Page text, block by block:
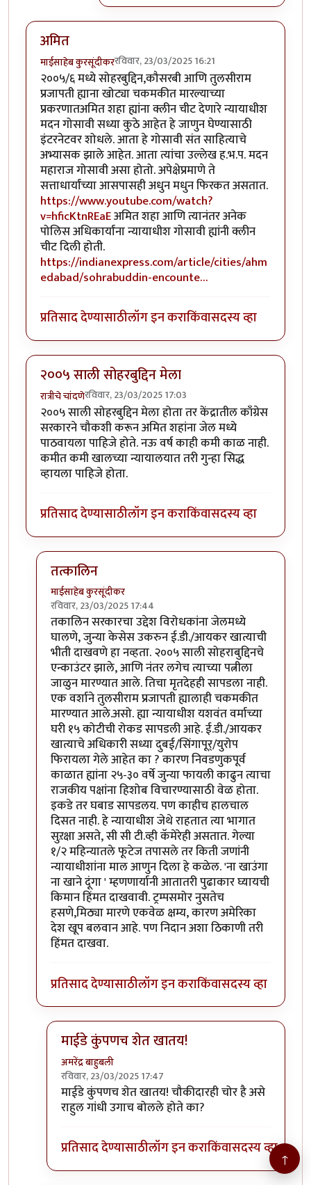
अमित
माईसाहेब कुरसूंदीकररविवार, 23/03/2025 16:21
२००५/६ मध्ये सोहरबुद्दिन,कौसरबी आणि तुलसीराम
प्रजापती ह्याना खोट्या चकमकीत मारल्याच्या
प्रकरणातअमित शहा ह्यांना क्लीन चीट देणारे न्यायाधीश
मदन गोसावी सध्या कुठे आहेत हे जाणुन घेण्यासाठी
इंटरनेटवर शोधले. आता हे गोसावी संत साहित्याचे
अभ्यासक झाले आहेत. आता त्यांचा उल्लेख ह.भ.प. मदन
महाराज गोसावी असा होतो. अपेक्षेप्रमाणे ते
सत्ताधार्यांच्या आसपासही अधुन मधुन फिरकत असतात.
https://www.youtube.com/watch?
v=hficKtnREaEअमित शहा आणि त्यानंतर अनेक
पोलिस अधिकार्यांना न्यायाधीश गोसावी ह्यांनी क्लीन
चीट दिली होती.
https://indianexpress.com/article/cities/ahm
edabad/sohrabuddin-encounte…
प्रतिसाद देण्यासाठीलॉग इन कराकिंवासदस्य व्हा
२००५ साली सोहरबुद्दिन मेला
रात्रीचे चांदणेरविवार, 23/03/2025 17:03
२००५ साली सोहरबुद्दिन मेला होता तर केंद्रातील काँग्रेस
सरकारने चौकशी करून अमित शहांना जेल मध्ये
पाठवायला पाहिजे होते. नऊ वर्ष काही कमी काळ नाही.
कमीत कमी खालच्या न्यायालयात तरी गुन्हा सिद्ध
व्हायला पाहिजे होता.
प्रतिसाद देण्यासाठीलॉग इन कराकिंवासदस्य व्हा
तत्कालिन
माईसाहेब कुरसूंदीकर
रविवार, 23/03/2025 17:44
In reply to२००५ साली सोहरबुद्दिन मेलाbyरात्रीचे चांदणे
तकालिन सरकारचा उद्देश विरोधकांना जेलमध्ये
घालणे, जुन्या केसेस उकरुन ई.डी./आयकर खात्याची
भीती दाखवणे हा नव्हता. २००५ साली सोहराबुद्दिनचे
एन्काउंटर झाले, आणि नंतर लगेच त्याच्या पत्नीला
जाळुन मारण्यात आले. तिचा मृतदेहही सापडला नाही.
एक वर्शाने तुलसीराम प्रजापती ह्यालाही चकमकीत
मारण्यात आले.असो. ह्या न्यायाधीश यशवंत वर्माच्या
घरी १५ कोटीची रोकड सापडली आहे. ई.डी./आयकर
खात्याचे अधिकारी सध्या दुबई/सिंगापूर्/युरोप
फिरायला गेले आहेत का ? कारण निवडणुकपूर्व
काळात ह्यांना २५-३० वर्षे जुन्या फायली काढुन त्याचा
राजकीय पक्षांना हिशोब विचारण्यासाठी वेळ होता.
इकडे तर घबाड सापडलय. पण काहीच हालचाल
दिसत नाही. हे न्यायाधीश जेथे राहतात त्या भागात
सुऱक्षा असते, सी सी टी.व्ही कॅमेरेही असतात. गेल्या
१/२ महिन्यातले फूटेज तपासले तर किती जणांनी
न्यायाधीशांना माल आणुन दिला हे कळेल. 'ना खाउंगा
ना खाने दूंगा ' म्हणणार्यानी आतातरी पुढाकार घ्यायची
किमान हिंमत दाखवावी. ट्रम्पसमोर नुसतेच
हसणे,मिठ्या मारणे एकवेळ क्षम्य, कारण अमेरिका
देश खूप बलवान आहे. पण निदान अशा ठिकाणी तरी
हिंमत दाखवा.
प्रतिसाद देण्यासाठीलॉग इन कराकिंवासदस्य व्हा
माईडे कुंपणच शेत खातय!
अमरेंद्र बाहुबली
रविवार, 23/03/2025 17:47
In reply toतत्कालिनbyमाईसाहेब कुरसूंदीकर
माईडे कुंपणच शेत खातय! चौकीदारही चोर है असे
राहुल गांधी उगाच बोलले होते का?
प्रतिसाद देण्यासाठीलॉग इन कराकिंवासदस्य व्हा ↑